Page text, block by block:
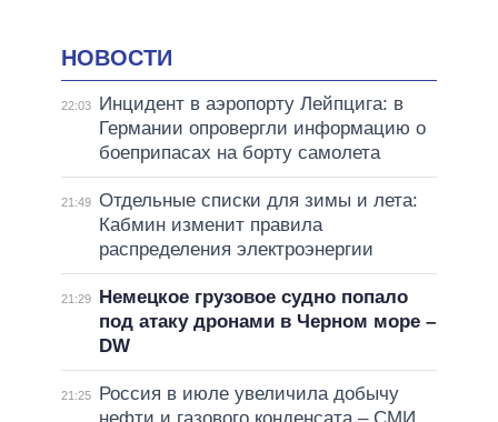
НОВОСТИ
22:03
Инцидент в аэропорту Лейпцига: в
Германии опровергли информацию о
боеприпасах на борту самолета
21:49 Отдельные списки для зимы и лета:
Кабмин изменит правила
распределения электроэнергии
21:29
Немецкое грузовое судно попало
под атаку дронами в Черном море –
DW
21:25
Россия в июле увеличила добычу
нефти и газового конденсата – СМИ